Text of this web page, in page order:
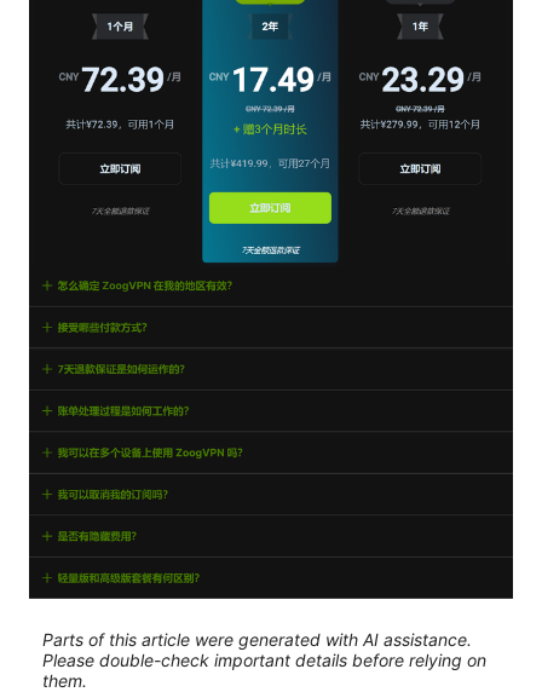
Parts of this article were generated with AI assistance.
Please double-check important details before relying on
them.